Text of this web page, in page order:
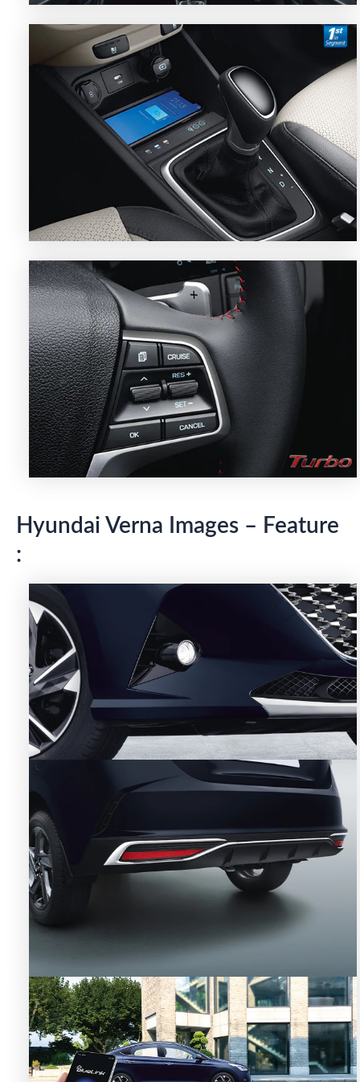
Hyundai Verna Images – Feature
: